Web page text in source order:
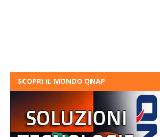
SCOPRI IL MONDO QNAP